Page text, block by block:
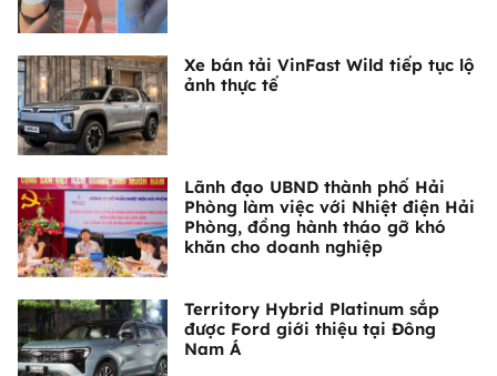
Xe bán tải VinFast Wild tiếp tục lộ
ảnh thực tế
Lãnh đạo UBND thành phố Hải
Phòng làm việc với Nhiệt điện Hải
Phòng, đồng hành tháo gỡ khó
khăn cho doanh nghiệp
Territory Hybrid Platinum sắp
được Ford giới thiệu tại Đông
Nam Á